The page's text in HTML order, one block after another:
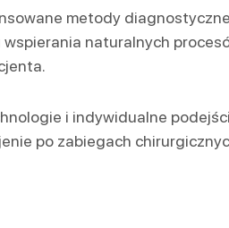
metody
naturalnych
i indywidualne
po zabiegach